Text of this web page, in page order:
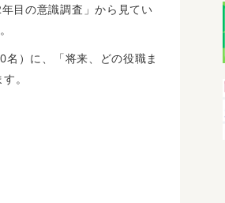
年目の意識調査」から見てい
）に、「将来、どの役職ま
。